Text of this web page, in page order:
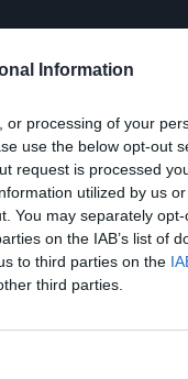
Information
or processing of your
use the below opt-out
request is processed
utilized by us
You may separately
on the IAB’s list of
to third parties on the
third parties.